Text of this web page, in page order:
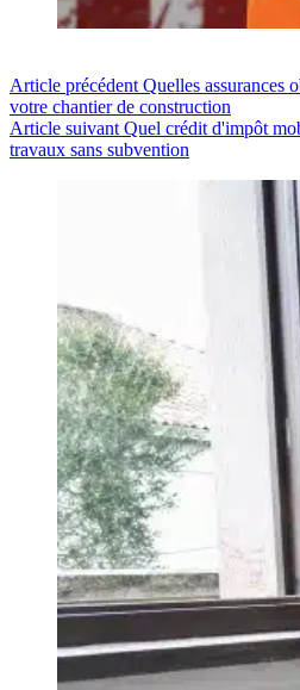
Article précédent Quelles assurances
votre chantier de construction
Article suivant Quel crédit d'impôt
travaux sans subvention